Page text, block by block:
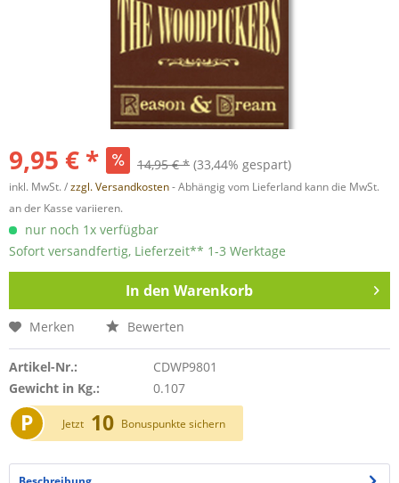
9,95 € * 14,95 € * (33,44% gespart)
inkl. MwSt. /zzgl. Versandkosten- Abhängig vom Lieferland kann die MwSt.
an der Kasse variieren.
nur noch 1x verfügbar
Sofort versandfertig, Lieferzeit** 1-3 Werktage
In den Warenkorb
Merken Bewerten
Artikel-Nr.:
CDWP9801
Gewicht in Kg.:
0.107
P Jetzt 10 Bonuspunkte sichern